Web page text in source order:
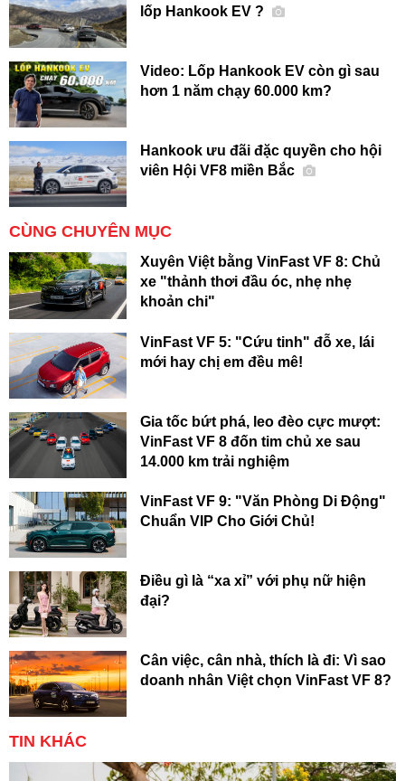
lốp Hankook EV ?
Video: Lốp Hankook EV còn gì sau
hơn 1 năm chạy 60.000 km?
Hankook ưu đãi đặc quyền cho hội
viên Hội VF8 miền Bắc
CÙNG CHUYÊN MỤC
Xuyên Việt bằng VinFast VF 8: Chủ
xe "thảnh thơi đầu óc, nhẹ nhẹ
khoản chi"
VinFast VF 5: "Cứu tinh" đỗ xe, lái
mới hay chị em đều mê!
Gia tốc bứt phá, leo đèo cực mượt:
VinFast VF 8 đốn tim chủ xe sau
14.000 km trải nghiệm
VinFast VF 9: "Văn Phòng Di Động"
Chuẩn VIP Cho Giới Chủ!
Điều gì là “xa xỉ” với phụ nữ hiện
đại?
Cân việc, cân nhà, thích là đi: Vì sao
doanh nhân Việt chọn VinFast VF 8?
TIN KHÁC